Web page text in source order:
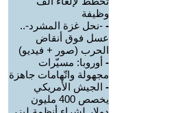
وظيفة
- -نحل غزة المشرد-..
عسل فوق أنقاض
الحرب (صور + فيديو)
- أوروبا: مسيّرات
مجهولة واتّهامات جاهزة
- الجيش الأمريكي
يخصص 400 مليون